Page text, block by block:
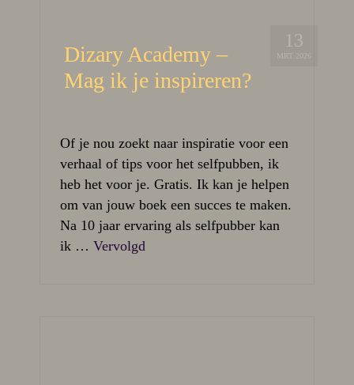
13
MRT 2026
Dizary Academy –
Mag ik je inspireren?
Of je nou zoekt naar inspiratie voor een
verhaal of tips voor het selfpubben, ik
heb het voor je. Gratis. Ik kan je helpen
om van jouw boek een succes te maken.
Na 10 jaar ervaring als selfpubber kan
ik … Vervolgd